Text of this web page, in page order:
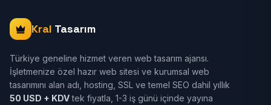
Kral Tasarım
Türkiye geneline hizmet veren web tasarım ajansı.
İşletmenize özel hazır web sitesi ve kurumsal web
tasarımını alan adı, hosting, SSL ve temel SEO dahil yıllık
50 USD + KDVtek fiyatla, 1-3 iş günü içinde yayına